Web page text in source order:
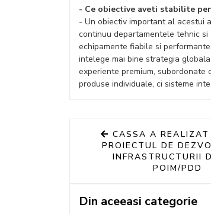
- Ce obiective aveti stabilite
- Un obiectiv important al acestui
continuu departamentele tehnic si
echipamente fiabile si
intelege mai bine strategia
experiente premium,
produse individuale, ci sisteme
CASSA A
PROIECTUL DE
INFRASTRUCTURII
POIM/PDD
Din aceeasi categorie